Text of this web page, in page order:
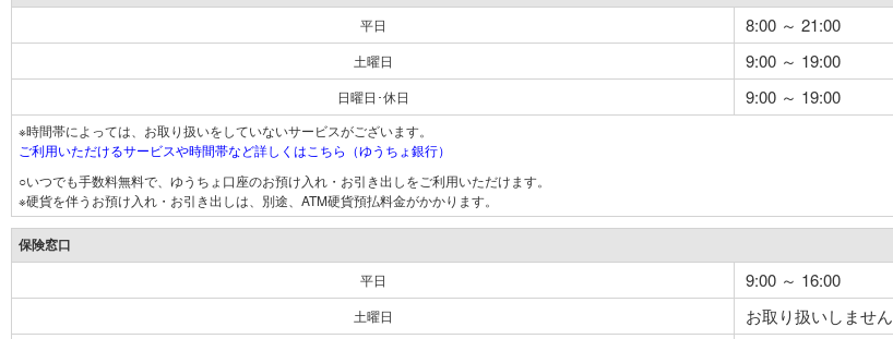
平日 8:00 ～ 21:00
土曜日 9:00 ～ 19:00
日曜日･休日 9:00 ～ 19:00
※時間帯によっては、お取り扱いをしていないサービスがございます。
ご利用いただけるサービスや時間帯など詳しくはこちら（ゆうちょ銀行）
○いつでも手数料無料で、ゆうちょ口座のお預け入れ・お引き出しをご利用いただけます。
※硬貨を伴うお預け入れ・お引き出しは、別途、ATM硬貨預払料金がかかります。
保険窓口
平日 9:00 ～ 16:00
土曜日 お取り扱いしません